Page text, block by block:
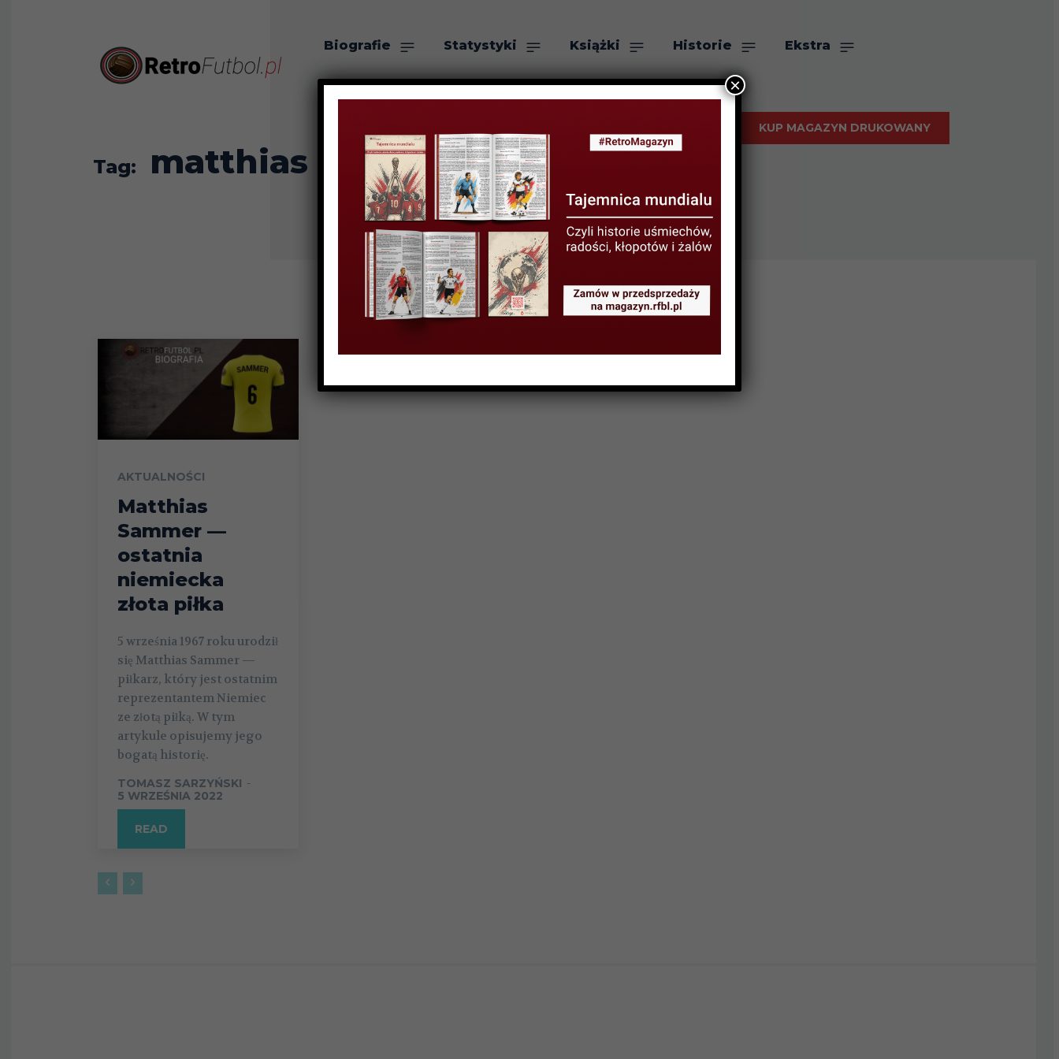
Biografie Statystyki Książki Historie Ekstra
O nas
KUP MAGAZYN DRUKOWANY
Tag: matthias Sammer
AKTUALNOŚCI
Matthias
Sammer —
ostatnia
niemiecka
złota piłka
5 września 1967 roku urodził
się Matthias Sammer —
piłkarz, który jest ostatnim
reprezentantem Niemiec
ze złotą piłką. W tym
artykule opisujemy jego
bogatą historię.
TOMASZ SARZYŃSKI -
5 WRZEŚNIA 2022
READ
×